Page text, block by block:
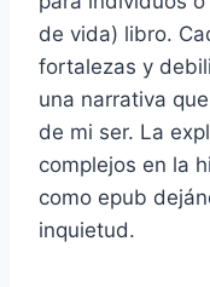
de vida) libro.
fortalezas y
una narrativa
de mi ser. La
complejos en la
como epub
inquietud.